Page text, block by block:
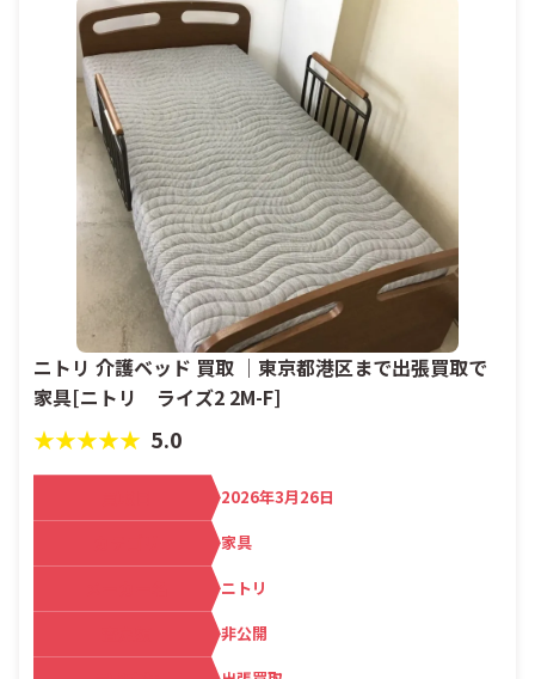
ニトリ 介護ベッド 買取 ｜東京都港区まで出張買取で
家具[ニトリ ライズ2 2M-F]
★★★★★ 5.0
2026年3月26日
家具
ニトリ
非公開